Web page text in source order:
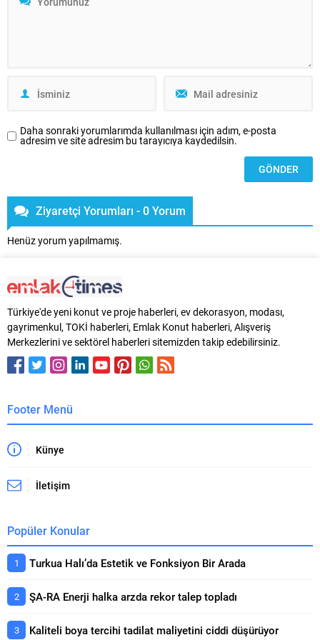
ekleyen Skyland HOM, modern ve
Daha sonraki yorumlarımda kullanılması için adım, e-posta
adresim ve site adresim bu tarayıcıya kaydedilsin.
Ziyaretçi Yorumları - 0 Yorum
Henüz yorum yapılmamış.
Türkiye'de yeni konut ve proje haberleri, ev dekorasyon, modası,
gayrimenkul, TOKİ haberleri, Emlak Konut haberleri, Alışveriş
Merkezlerini ve sektörel haberleri sitemizden takip edebilirsiniz.
Footer Menü
Künye
İletişim
Popüler Konular
Turkua Halı’da Estetik ve Fonksiyon Bir Arada
ŞA-RA Enerji halka arzda rekor talep topladı
Kaliteli boya tercihi tadilat maliyetini ciddi düşürüyor